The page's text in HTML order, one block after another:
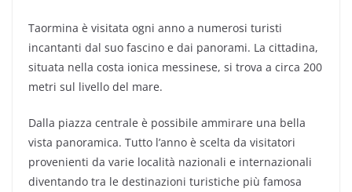
Taormina è visitata ogni anno a numerosi turisti
incantanti dal suo fascino e dai panorami. La cittadina,
situata nella costa ionica messinese, si trova a circa 200
metri sul livello del mare.
Dalla piazza centrale è possibile ammirare una bella
vista panoramica. Tutto l’anno è scelta da visitatori
provenienti da varie località nazionali e internazionali
diventando tra le destinazioni turistiche più famosa